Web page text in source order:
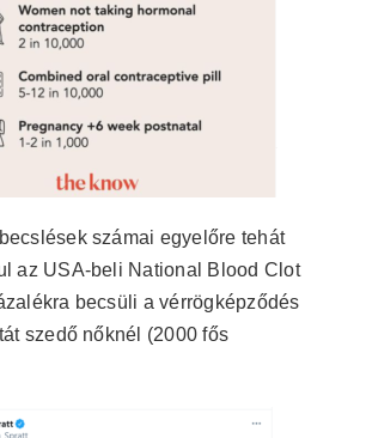
számai egyelőre tehát
az USA-beli National Blood Clot
becsüli a vérrögképződés
szedő nőknél (2000 fős